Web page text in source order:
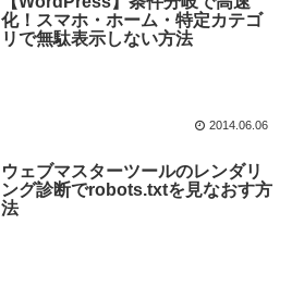
化！スマホ・ホーム・特定カテゴ
リで無駄表示しない方法
2014.06.06
ウェブマスターツールのレンダリ
ング診断でrobots.txtを見なおす方
法